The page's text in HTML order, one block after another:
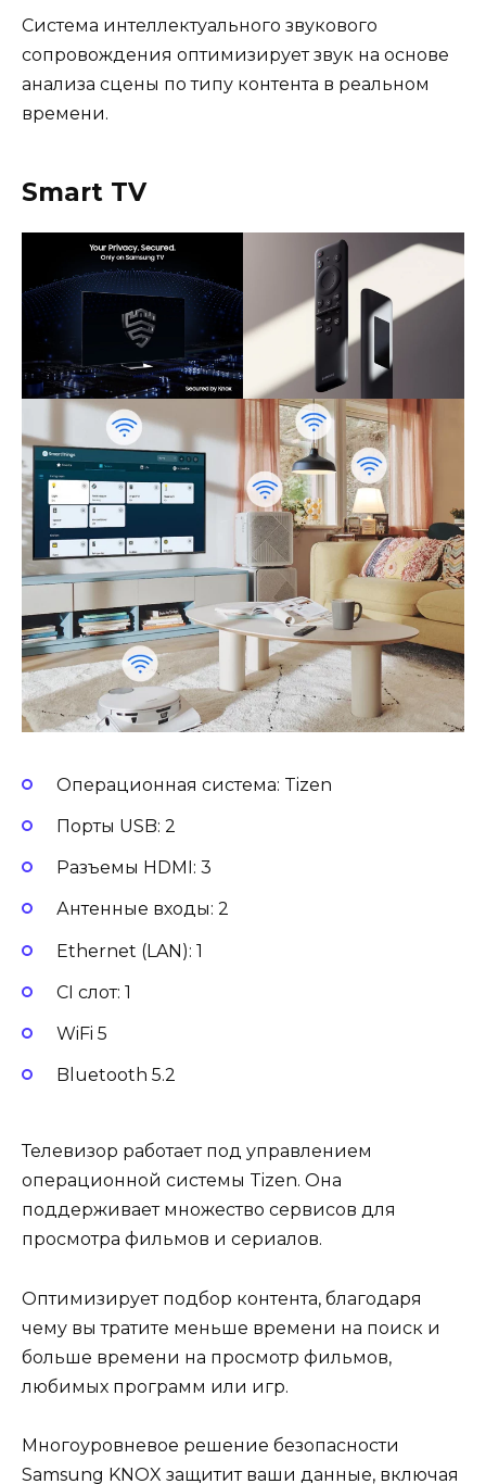
Система интеллектуального звукового
сопровождения оптимизирует звук на основе
анализа сцены по типу контента в реальном
времени.
Smart TV
Операционная система: Tizen
Порты USB: 2
Разъемы HDMI: 3
Антенные входы: 2
Ethernet (LAN): 1
CI слот: 1
WiFi 5
Bluetooth 5.2
Телевизор работает под управлением
операционной системы Tizen. Она
поддерживает множество сервисов для
просмотра фильмов и сериалов.
Оптимизирует подбор контента, благодаря
чему вы тратите меньше времени на поиск и
больше времени на просмотр фильмов,
любимых программ или игр.
Многоуровневое решение безопасности
Samsung KNOX защитит ваши данные, включая